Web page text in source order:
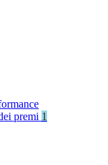
premi 1